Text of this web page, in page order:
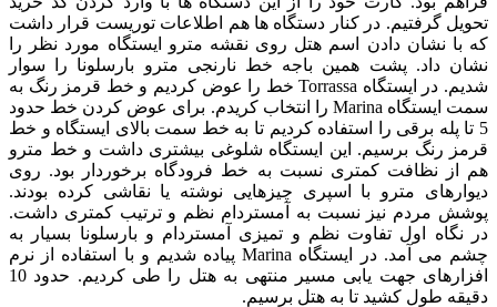
تحویل گرفتیم. در کنار دستگاه ها هم اطلاعات توریست قرار داشت
که با نشان دادن اسم هتل روی نقشه مترو ایستگاه مورد نظر را
نشان داد. پشت همین باجه خط نارنجی مترو بارسلونا را سوار
شدیم. در ایستگاه Torrassa خط را عوض کردیم و خط قرمز رنگ به
سمت ایستگاه Marina را انتخاب کریدم. برای عوض کردن خط حدود
5 تا پله برقی را استفاده کردیم تا به خط سمت بالای ایستگاه و خط
قرمز رنگ برسیم. این ایستگاه شلوغی بیشتری داشت و خط مترو
هم از نظافت کمتری نسبت به خط فرودگاه برخوردار بود. روی
دیوارهای مترو با اسپری چیزهایی نوشته یا نقاشی کرده بودند.
پوشش مردم نیز نسبت به آمستردام نظم و ترتیب کمتری داشت.
در نگاه اول تفاوت نظم و تمیزی آمستردام و بارسلونا بسیار به
چشم می آمد. در ایستگاه Marina پیاده شدیم و با استفاده از نرم
افزارهای جهت یابی مسیر منتهی به هتل را طی کردیم. حدود 10
دقیقه طول کشید تا به هتل برسیم.